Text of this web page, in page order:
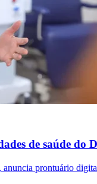
de saúde do
prontuário